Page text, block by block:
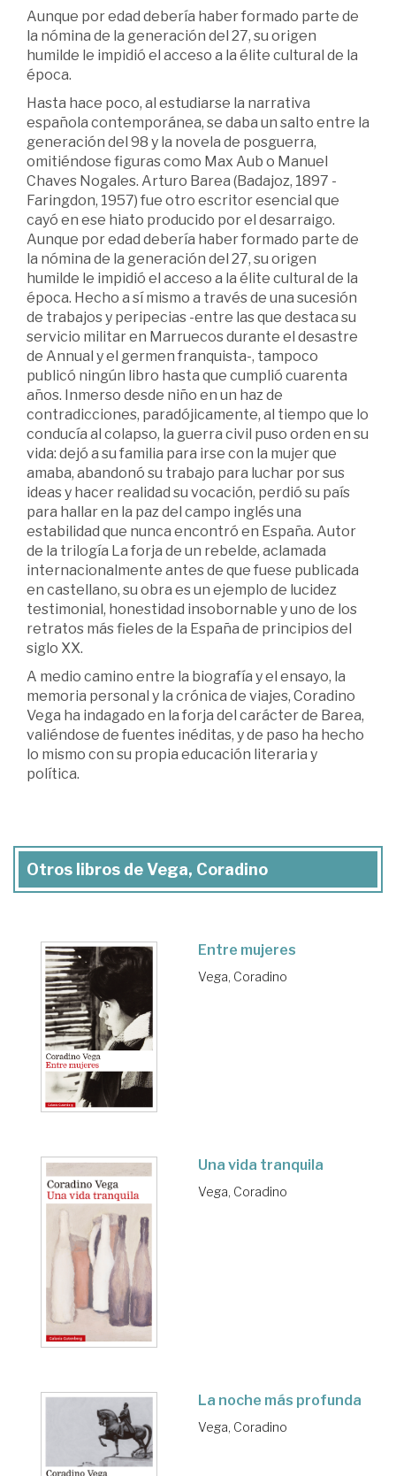
Aunque por edad debería haber formado parte de
la nómina de la generación del 27, su origen
humilde le impidió el acceso a la élite cultural de la
época.
Hasta hace poco, al estudiarse la narrativa
española contemporánea, se daba un salto entre la
generación del 98 y la novela de posguerra,
omitiéndose figuras como Max Aub o Manuel
Chaves Nogales. Arturo Barea (Badajoz, 1897 -
Faringdon, 1957) fue otro escritor esencial que
cayó en ese hiato producido por el desarraigo.
Aunque por edad debería haber formado parte de
la nómina de la generación del 27, su origen
humilde le impidió el acceso a la élite cultural de la
época. Hecho a sí mismo a través de una sucesión
de trabajos y peripecias -entre las que destaca su
servicio militar en Marruecos durante el desastre
de Annual y el germen franquista-, tampoco
publicó ningún libro hasta que cumplió cuarenta
años. Inmerso desde niño en un haz de
contradicciones, paradójicamente, al tiempo que lo
conducía al colapso, la guerra civil puso orden en su
vida: dejó a su familia para irse con la mujer que
amaba, abandonó su trabajo para luchar por sus
ideas y hacer realidad su vocación, perdió su país
para hallar en la paz del campo inglés una
estabilidad que nunca encontró en España. Autor
de la trilogía La forja de un rebelde, aclamada
internacionalmente antes de que fuese publicada
en castellano, su obra es un ejemplo de lucidez
testimonial, honestidad insobornable y uno de los
retratos más fieles de la España de principios del
siglo XX.
A medio camino entre la biografía y el ensayo, la
memoria personal y la crónica de viajes, Coradino
Vega ha indagado en la forja del carácter de Barea,
valiéndose de fuentes inéditas, y de paso ha hecho
lo mismo con su propia educación literaria y
política.
Otros libros de Vega, Coradino
Entre mujeres
Vega, Coradino
Una vida tranquila
Vega, Coradino
La noche más profunda
Vega, Coradino